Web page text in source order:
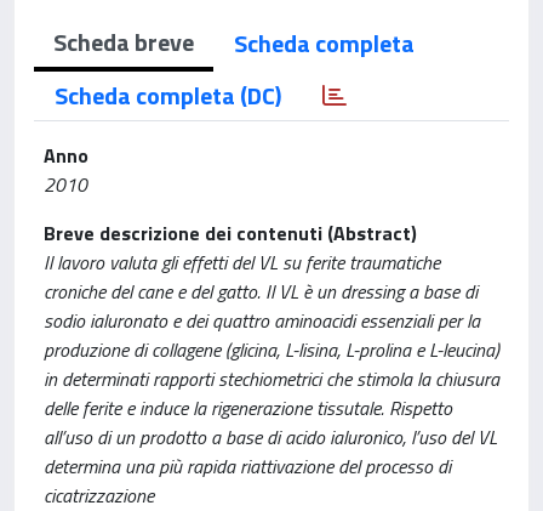
Scheda breve
Scheda completa
Scheda completa (DC)
Anno
2010
Breve descrizione dei contenuti (Abstract)
Il lavoro valuta gli effetti del VL su ferite traumatiche
croniche del cane e del gatto. Il VL è un dressing a base di
sodio ialuronato e dei quattro aminoacidi essenziali per la
produzione di collagene (glicina, L-lisina, L-prolina e L-leucina)
in determinati rapporti stechiometrici che stimola la chiusura
delle ferite e induce la rigenerazione tissutale. Rispetto
all’uso di un prodotto a base di acido ialuronico, l’uso del VL
determina una più rapida riattivazione del processo di
cicatrizzazione